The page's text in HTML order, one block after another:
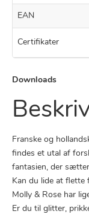
EAN
Certifikater
Downloads
Franske og
findes et utal af
fantasien, der
Kan du lide at
Molly & Rose har
Er du til glitter,